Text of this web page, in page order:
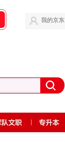
我的京东